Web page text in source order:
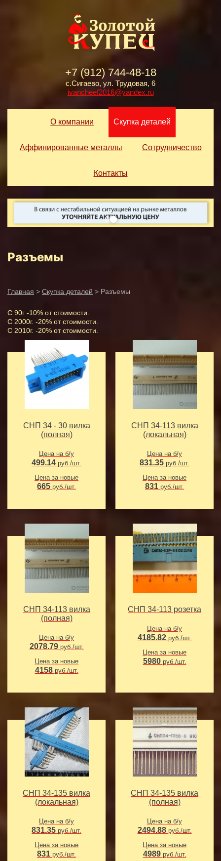
+7 (912) 744-48-18
с.Сигаево, ул. Трудовая, 6
ivancheef2016@yandex.ru
О компании Скупка деталей
Аффинированные металлы Сотрудничество
Контакты
Разъемы
Главная > Скупка деталей > Разъемы
С 90г -10% от стоимости.
С 2000г. -20% от стоимости.
С 2010г. -20% от стоимости.
СНП 34 - 30 вилка
(полная)
Цена на б/у
499.14 руб./шт.
Цена за новые
665 руб./шт.
СНП 34-113 вилка
(локальная)
Цена на б/у
831.35 руб./шт.
Цена за новые
831 руб./шт.
СНП 34-113 вилка
(полная)
Цена на б/у
2078.79 руб./шт.
Цена за новые
4158 руб./шт.
СНП 34-113 розетка
Цена на б/у
4185.82 руб./шт.
Цена за новые
5980 руб./шт.
СНП 34-135 вилка
(локальная)
Цена на б/у
831.35 руб./шт.
Цена за новые
831 руб./шт.
СНП 34-135 вилка
(полная)
Цена на б/у
2494.88 руб./шт.
Цена за новые
4989 руб./шт.